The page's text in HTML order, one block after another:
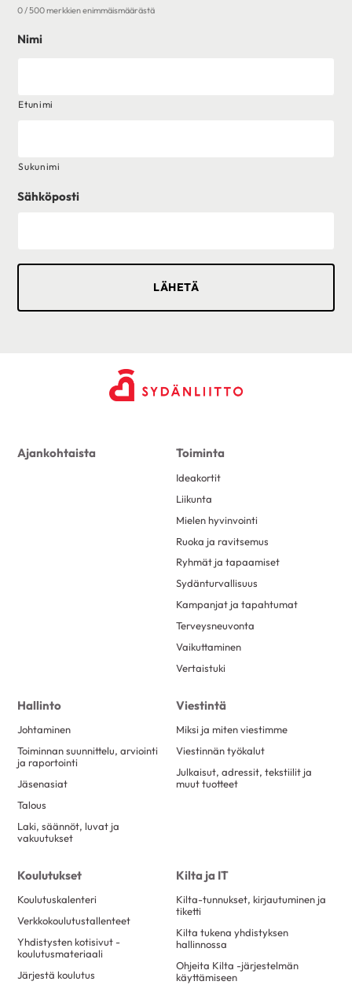
0 / 500 merkkien enimmäismäärästä
Nimi
Etunimi
Sukunimi
Sähköposti
Ajankohtaista Toiminta
Ideakortit
Liikunta
Mielen hyvinvointi
Ruoka ja ravitsemus
Ryhmät ja tapaamiset
Sydänturvallisuus
Kampanjat ja tapahtumat
Terveysneuvonta
Vaikuttaminen
Vertaistuki
Hallinto
Johtaminen
Toiminnan suunnittelu, arviointi
ja raportointi
Jäsenasiat
Talous
Laki, säännöt, luvat ja
vakuutukset
Viestintä
Miksi ja miten viestimme
Viestinnän työkalut
Julkaisut, adressit, tekstiilit ja
muut tuotteet
Koulutukset
Koulutuskalenteri
Verkkokoulutustallenteet
Yhdistysten kotisivut -
koulutusmateriaali
Järjestä koulutus
Kilta ja IT
Kilta-tunnukset, kirjautuminen ja
tiketti
Kilta tukena yhdistyksen
hallinnossa
Ohjeita Kilta -järjestelmän
käyttämiseen